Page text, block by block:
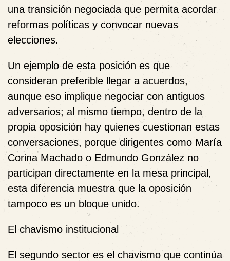
una transición negociada que permita acordar
reformas políticas y convocar nuevas
elecciones.
Un ejemplo de esta posición es que
consideran preferible llegar a acuerdos,
aunque eso implique negociar con antiguos
adversarios; al mismo tiempo, dentro de la
propia oposición hay quienes cuestionan estas
conversaciones, porque dirigentes como María
Corina Machado o Edmundo González no
participan directamente en la mesa principal,
esta diferencia muestra que la oposición
tampoco es un bloque unido.
El chavismo institucional
El segundo sector es el chavismo que continúa